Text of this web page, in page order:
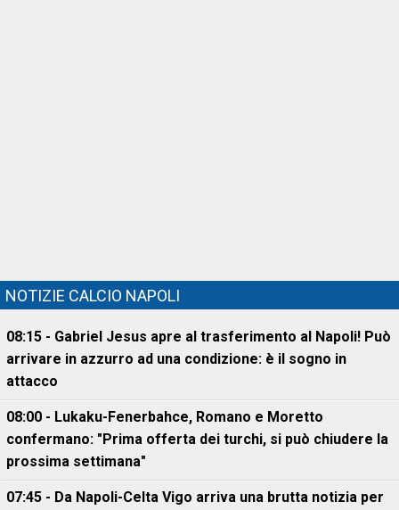
NOTIZIE CALCIO NAPOLI
08:15 - Gabriel Jesus apre al trasferimento al Napoli! Può
arrivare in azzurro ad una condizione: è il sogno in
attacco
08:00 - Lukaku-Fenerbahce, Romano e Moretto
confermano: "Prima offerta dei turchi, si può chiudere la
prossima settimana"
07:45 - Da Napoli-Celta Vigo arriva una brutta notizia per